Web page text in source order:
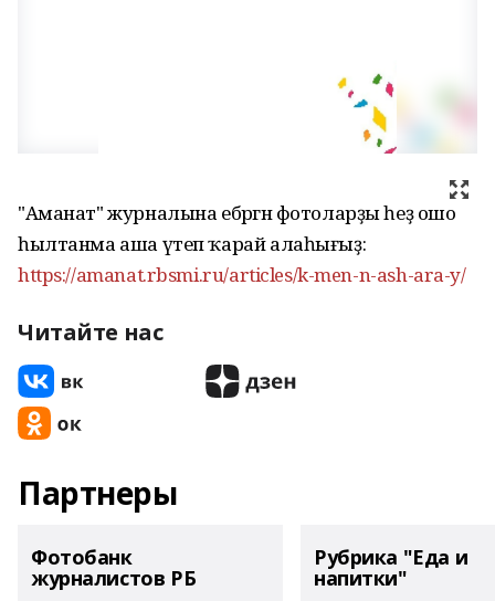
"Аманат" журналына ебәргән фотоларҙы һеҙ ошо
һылтанма аша үтеп ҡарай алаһығыҙ:
https://amanat.rbsmi.ru/articles/k-men-n-ash-ara-y/
Читайте нас
Партнеры
Фотобанк
журналистов РБ
Рубрика "Еда и
напитки"